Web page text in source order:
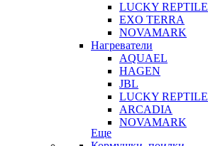
LUCKY REPTILE
EXO TERRA
NOVAMARK
Нагреватели
AQUAEL
HAGEN
JBL
LUCKY REPTILE
ARCADIA
NOVAMARK
Еще